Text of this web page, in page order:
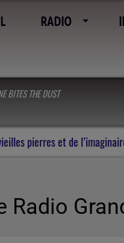
RADIO
BITES THE DUST
milieu des vieilles pierres
Radio